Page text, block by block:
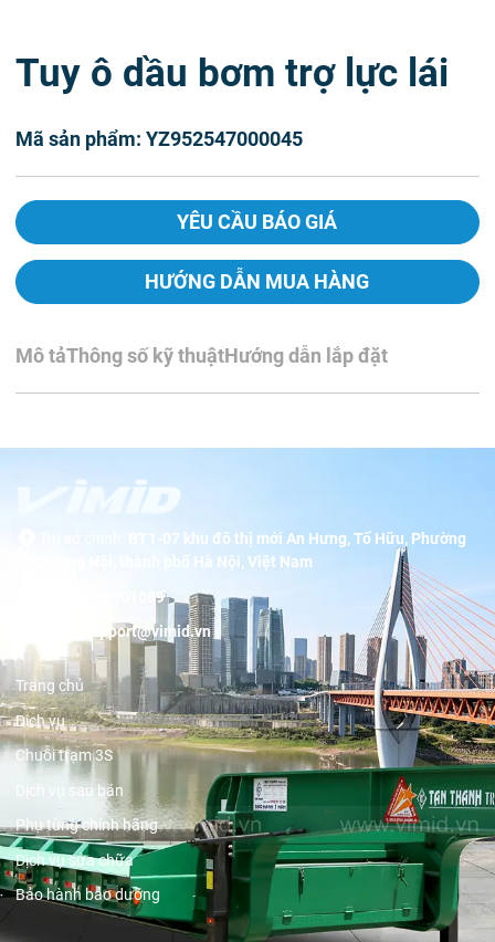
Tuy ô dầu bơm trợ lực lái
Mã sản phẩm: YZ952547000045
YÊU CẦU BÁO GIÁ
HƯỚNG DẪN MUA HÀNG
Mô tảThông số kỹ thuậtHướng dẫn lắp đặt
BT1-07 khu đô thị mới An Hưng, Tố Hữu, Phường
Dương Nội, thành phố Hà Nội, Việt Nam
19001089
support@vimid.vn
Trang chủ
Dịch vụ
Chuỗi trạm 3S
Dịch vụ sau bán
Phụ tùng chính hãng
Dịch vụ sửa chữa
Bảo hành bảo dưỡng